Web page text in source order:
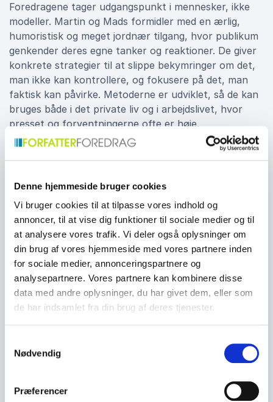
Denne hjemmeside bruger cookies
Vi bruger cookies til at tilpasse vores indhold og
annoncer, til at vise dig funktioner til sociale medier og til
at analysere vores trafik. Vi deler også oplysninger om
din brug af vores hjemmeside med vores partnere inden
for sociale medier, annonceringspartnere og
analysepartnere. Vores partnere kan kombinere disse
data med andre oplysninger, du har givet dem, eller som
de har indsamlet fra din brug af deres tjenester.
Nødvendig
Præferencer
Foredragene tager udgangspunkt i mennesker, ikke
modeller. Martin og Mads formidler med en ærlig,
humoristisk og meget jordnær tilgang, hvor publikum
genkender deres egne tanker og reaktioner. De giver
konkrete strategier til at slippe bekymringer om det,
man ikke kan kontrollere, og fokusere på det, man
faktisk kan påvirke. Metoderne er udviklet, så de kan
bruges både i det private liv og i arbejdslivet, hvor
presset og forventningerne ofte er høje.
Både ledere, medarbejdere, studerende og foreninger
har oplevet deres foredrag som en øjenåbner, der
Den praktiske tilgang gør det let at integrere
værktøjerne allerede dagen efter.
Inspiration fra to livsbaner
Det særlige ved foredragene er kombinationen af dyb
psykologisk viden og stærke personlige erfaringer.
Martin og Mads viser, at mental ro ikke er et mål,
åbent om, hvad de selv har lært, og hvordan de har
bygget et nyt forhold til tanker, bekymringer og
perspektiv og håb, og mange deltagere oplever